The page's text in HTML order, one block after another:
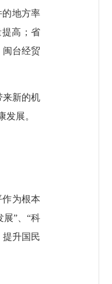
的地方率
高；省
台经贸
新的机
展。
为根本
”、“科
提升国民